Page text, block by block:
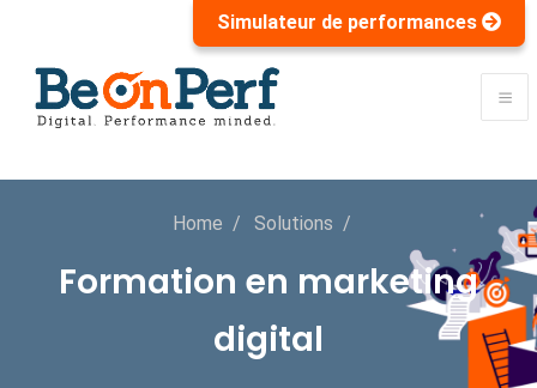
Simulateur de performances
Home Solutions
Formation en marketing
digital